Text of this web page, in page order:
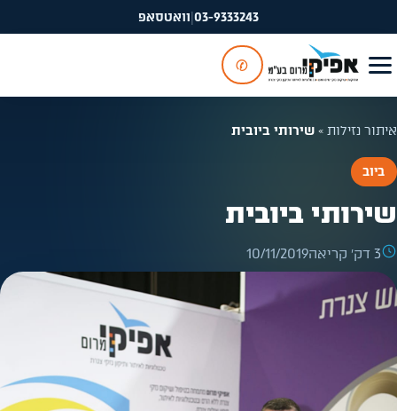
03-9333243
|וואטסאפ
✆
איתור נזילות » שירותי ביובית
ביוב
שירותי ביובית
3 דק׳ קריאה 10/11/2019